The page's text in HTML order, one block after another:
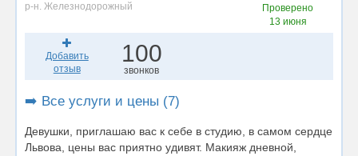
р-н. Железнодорожный
Проверено
13 июня
Добавить
отзыв
100
звонков
➡️ Все услуги и цены (7)
Девушки, приглашаю вас к себе в студию, в самом сердце
Львова, цены вас приятно удивят. Макияж дневной,